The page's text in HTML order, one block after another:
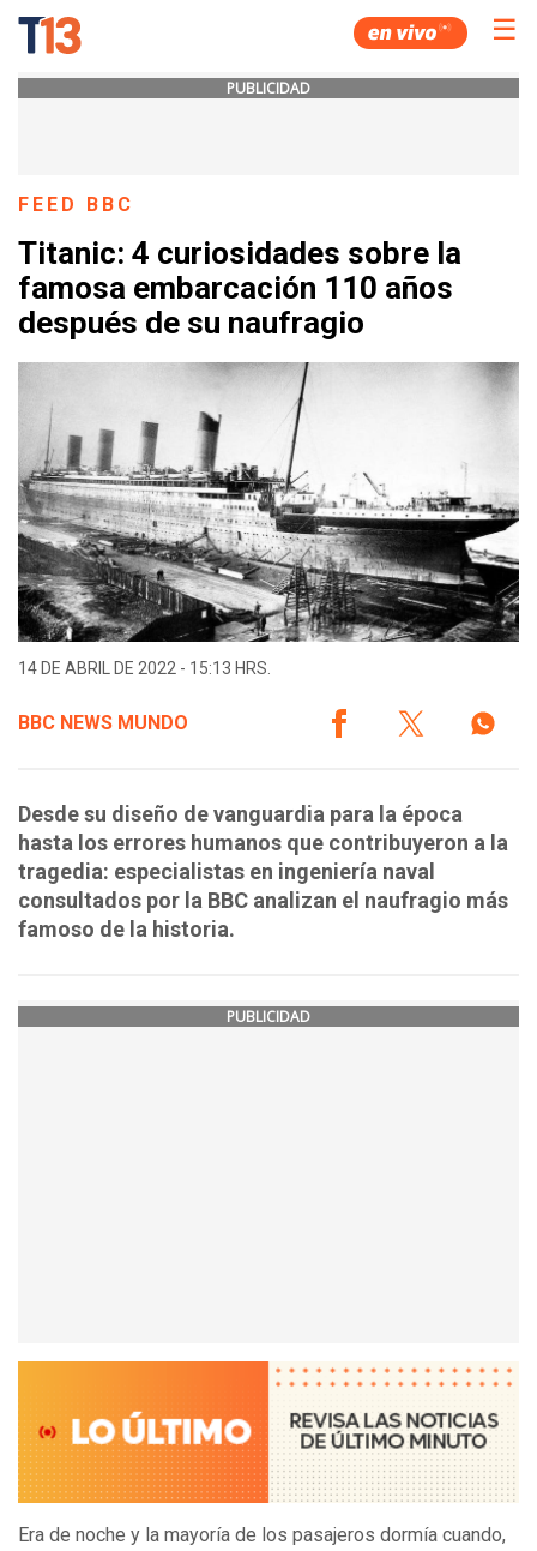
☰
PUBLICIDAD
FEED BBC
Titanic: 4 curiosidades sobre la
famosa embarcación 110 años
después de su naufragio
14 DE ABRIL DE 2022 - 15:13 HRS.
BBC NEWS MUNDO
Desde su diseño de vanguardia para la época
hasta los errores humanos que contribuyeron a la
tragedia: especialistas en ingeniería naval
consultados por la BBC analizan el naufragio más
famoso de la historia.
PUBLICIDAD
Era de noche y la mayoría de los pasajeros dormía cuando,